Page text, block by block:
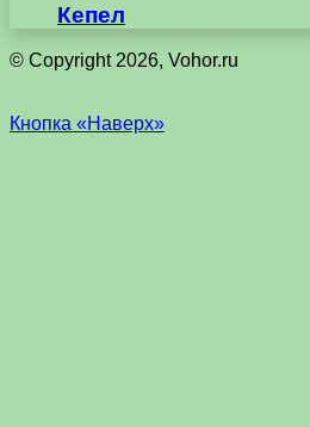
Кепел
© Copyright 2026, Vohor.ru
Кнопка «Наверх»